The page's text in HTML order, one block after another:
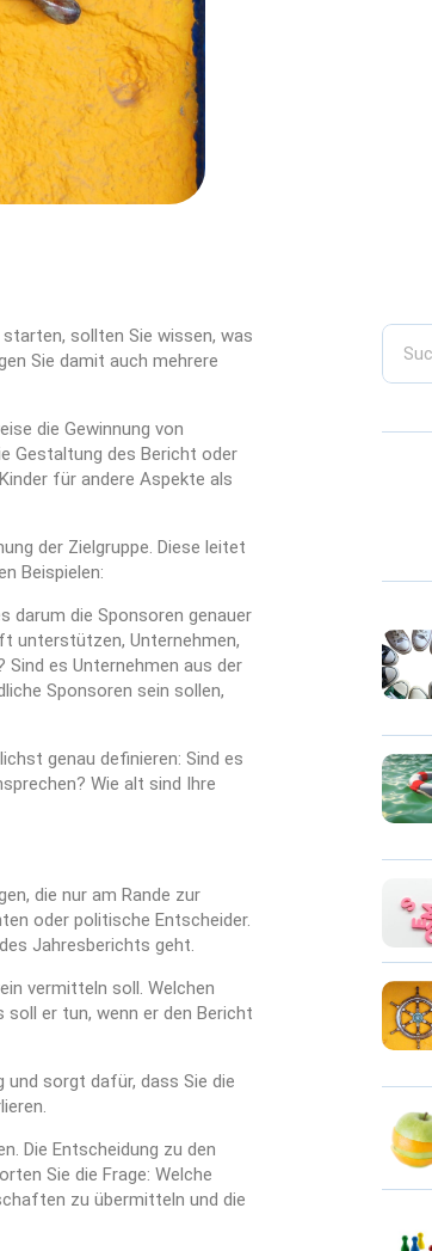
sollten Sie wissen, was
Sie damit auch mehrere
die Gewinnung von
Gestaltung des Bericht oder
für andere Aspekte als
der Zielgruppe. Diese leitet
Beispielen:
darum die Sponsoren genauer
unterstützen, Unternehmen,
es Unternehmen aus der
Sponsoren sein sollen,
genau definieren: Sind es
Wie alt sind Ihre
die nur am Rande zur
oder politische Entscheider.
Jahresberichts geht.
vermitteln soll. Welchen
er tun, wenn er den Bericht
sorgt dafür, dass Sie die
Die Entscheidung zu den
Sie die Frage: Welche
zu übermitteln und die